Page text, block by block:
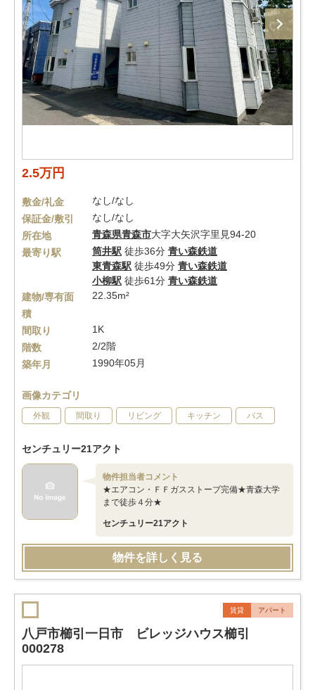
2.5万円
敷金/礼金
なし/なし
保証金/敷引
なし/なし
所在地
青森県青森市大字大矢沢字里見94-20
最寄り駅
筒井駅 徒歩36分 青い森鉄道
東青森駅 徒歩49分 青い森鉄道
小柳駅 徒歩61分 青い森鉄道
建物/専有面
積
22.35m²
間取り
1K
階数
2/2階
築年月
1990年05月
画像カテゴリ
外観 間取り リビング キッチン バス
センチュリー21アクト
物件担当者コメント
★エアコン・ＦＦガスストーブ完備★青森大学
まで徒歩４分★
センチュリー21アクト
物件を詳しく見る
賃貸 アパート
八戸市櫛引一日市 ビレッジハウス櫛引
000278